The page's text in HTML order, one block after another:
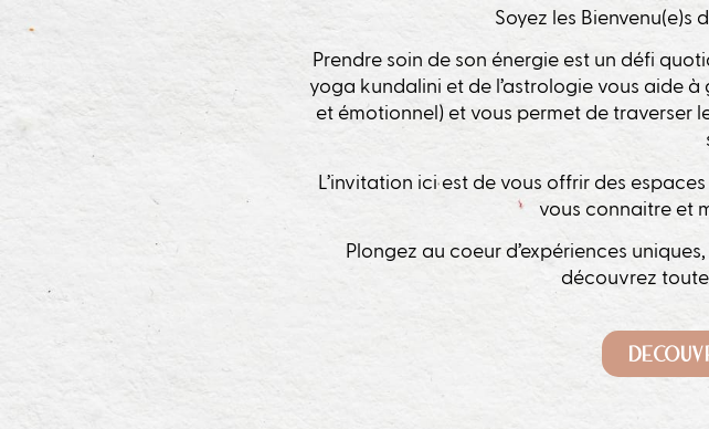
Soyez les Bienvenu(e)s
Prendre soin de son énergie est un défi
yoga kundalini et de l’astrologie vous aide à
et émotionnel) et vous permet de traverser
L’invitation ici est de vous offrir des
vous connaitre et
Plongez au coeur d’expériences
découvrez